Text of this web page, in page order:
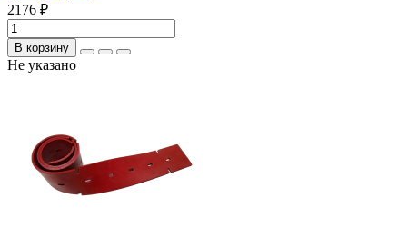
2176 ₽
В корзину
Не указано